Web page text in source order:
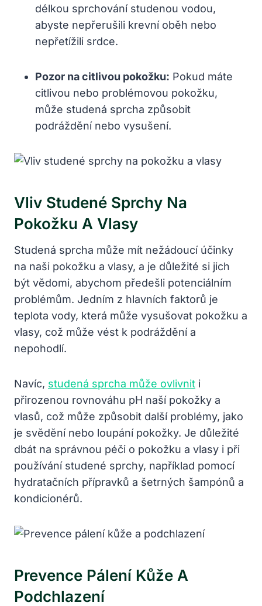
délkou sprchování studenou vodou,
abyste nepřerušili krevní oběh nebo
nepřetížili srdce.
Pozor na citlivou pokožku: Pokud máte
citlivou nebo problémovou pokožku,
může studená sprcha způsobit
podráždění nebo vysušení.
Vliv Studené Sprchy Na
Pokožku A Vlasy
Studená sprcha může mít nežádoucí účinky
na naši pokožku a vlasy, a je důležité si jich
být vědomi, abychom předešli potenciálním
problémům. Jedním z hlavních faktorů je
teplota vody, která může vysušovat pokožku a
vlasy, což může vést k podráždění a
nepohodlí.
Navíc, studená sprcha může ovlivnit i
přirozenou rovnováhu pH naší pokožky a
vlasů, což může způsobit další problémy, jako
je svědění nebo loupání pokožky. Je důležité
dbát na správnou péči o pokožku a vlasy i při
používání studené sprchy, například pomocí
hydratačních přípravků a šetrných šampónů a
kondicionérů.
Prevence Pálení Kůže A
Podchlazení